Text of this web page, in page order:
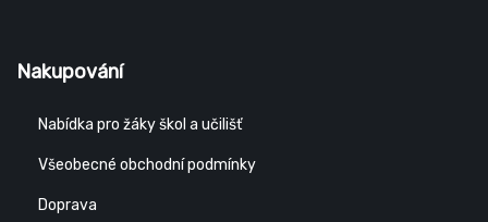
Nakupování
Nabídka pro žáky škol a učilišť
Všeobecné obchodní podmínky
Doprava